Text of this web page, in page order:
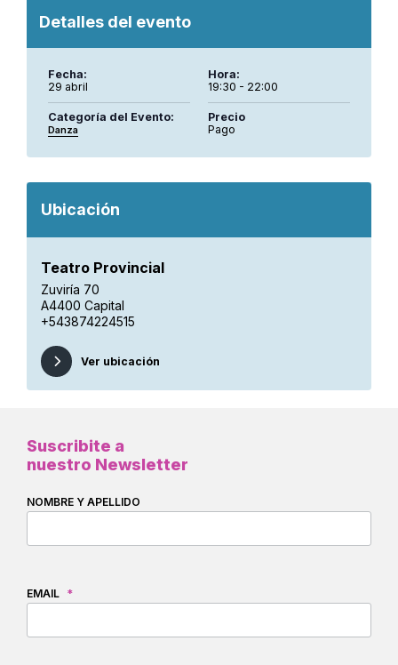
Detalles del evento
Fecha:
29 abril
Hora:
19:30 - 22:00
Categoría del Evento:
Danza
Precio
Pago
Ubicación
Teatro Provincial
Zuviría 70
A4400 Capital
+543874224515
Ver ubicación
Suscribite a
nuestro Newsletter
NOMBRE Y APELLIDO
EMAIL *